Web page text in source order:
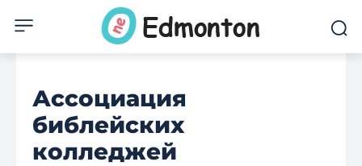
Ассоциация
библейских
колледжей